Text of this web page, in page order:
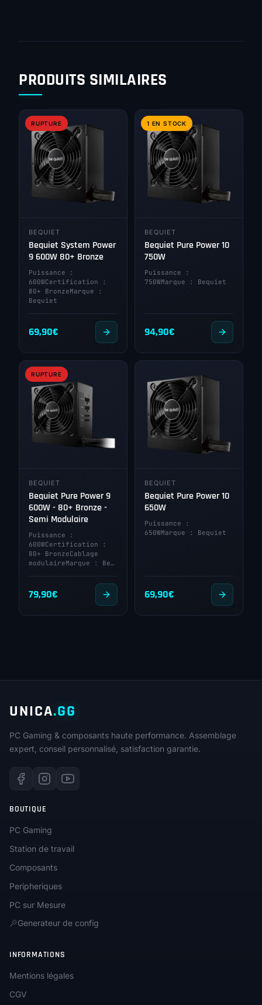
PRODUITS SIMILAIRES
RUPTURE
BEQUIET
Bequiet System Power
9 600W 80+ Bronze
Puissance :
600WCertification :
80+ BronzeMarque :
Bequiet
69,90€
1 EN STOCK
BEQUIET
Bequiet Pure Power 10
750W
Puissance :
750WMarque : Bequiet
94,90€
RUPTURE
BEQUIET
Bequiet Pure Power 9
600W - 80+ Bronze -
Semi Modulaire
Puissance :
600WCertification :
80+ BronzeCablage
modulaireMarque : Be…
79,90€
BEQUIET
Bequiet Pure Power 10
650W
Puissance :
650WMarque : Bequiet
69,90€
UNICA.GG
PC Gaming & composants haute performance. Assemblage
expert, conseil personnalisé, satisfaction garantie.
BOUTIQUE
PC Gaming
Station de travail
Composants
Peripheriques
PC sur Mesure
Generateur de config
INFORMATIONS
Mentions légales
CGV